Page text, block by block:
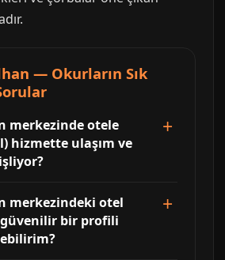
— Okurların Sık
merkezinde otele
hizmette ulaşım ve
merkezindeki otel
bir profili